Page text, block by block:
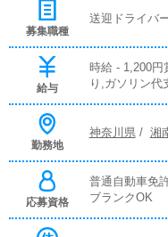
募集職種
送迎ドライバ
給与
時給 - 1,200円
り,ガソリン代
勤務地
神奈川県/ 湘
応募資格
普通自動車免
ブランクOK